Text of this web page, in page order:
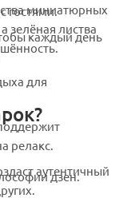
миниатюрных
зелёная листва
гостями.
каждый день
для
релакс.
аутентичный
дзен.